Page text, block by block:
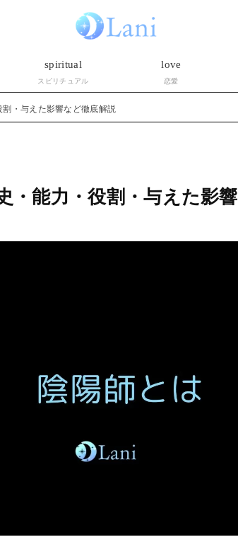
spiritual
スピリチュアル
love
恋愛
・与えた影響など徹底解説
・能力・役割・与えた影響